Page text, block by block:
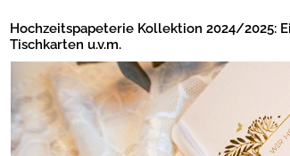
Hochzeitspapeterie Kollektion 2024/2025:
Tischkarten u.v.m.